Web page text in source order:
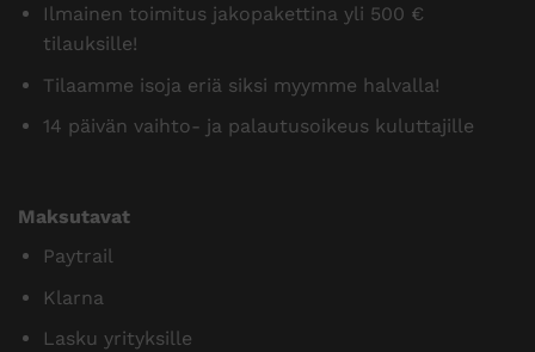
Ilmainen toimitus jakopakettina yli 500 €
tilauksille!
Tilaamme isoja eriä siksi myymme halvalla!
14 päivän vaihto- ja palautusoikeus kuluttajille
Maksutavat
Paytrail
Klarna
Lasku yrityksille